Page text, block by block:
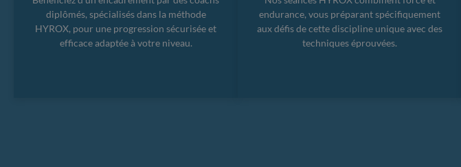
diplômés, spécialisés dans la méthode
HYROX, pour une progression sécurisée et
efficace adaptée à votre niveau.
endurance, vous préparant spécifiquement
aux défis de cette discipline unique avec des
techniques éprouvées.